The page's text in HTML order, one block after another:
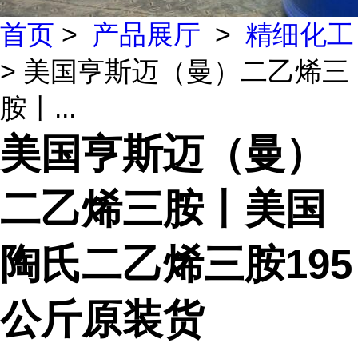
首页 > 产品展厅 > 精细化工
> 美国亨斯迈（曼）二乙烯三
胺丨...
美国亨斯迈（曼）
二乙烯三胺丨美国
陶氏二乙烯三胺195
公斤原装货